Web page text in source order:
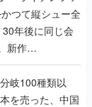
つて縦シュー全
年後に同じ会
新作
で初タッグを組
発秘話
岐100種類以
を売った、中国